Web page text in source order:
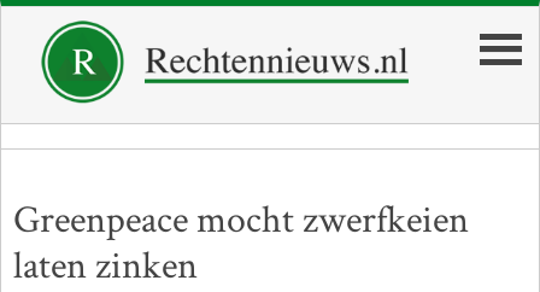
Greenpeace mocht zwerfkeien
laten zinken